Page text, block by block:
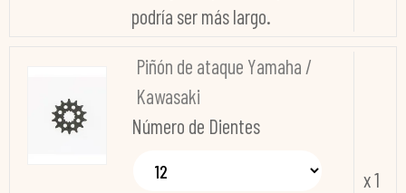
podría ser más largo.
Piñón de ataque Yamaha /
Kawasaki
Número de Dientes
x 1